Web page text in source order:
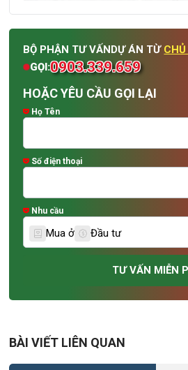
BỘ PHẬN TƯ VẤNDỰ ÁN TỪ
GỌI:0903.339.659
HOẶC YÊU CẦU GỌI LẠI
Họ Tên
Số điện thoại
Nhu cầu
Mua ở Đầu tư
TƯ VẤN MIỄN
BÀI VIẾT LIÊN QUAN